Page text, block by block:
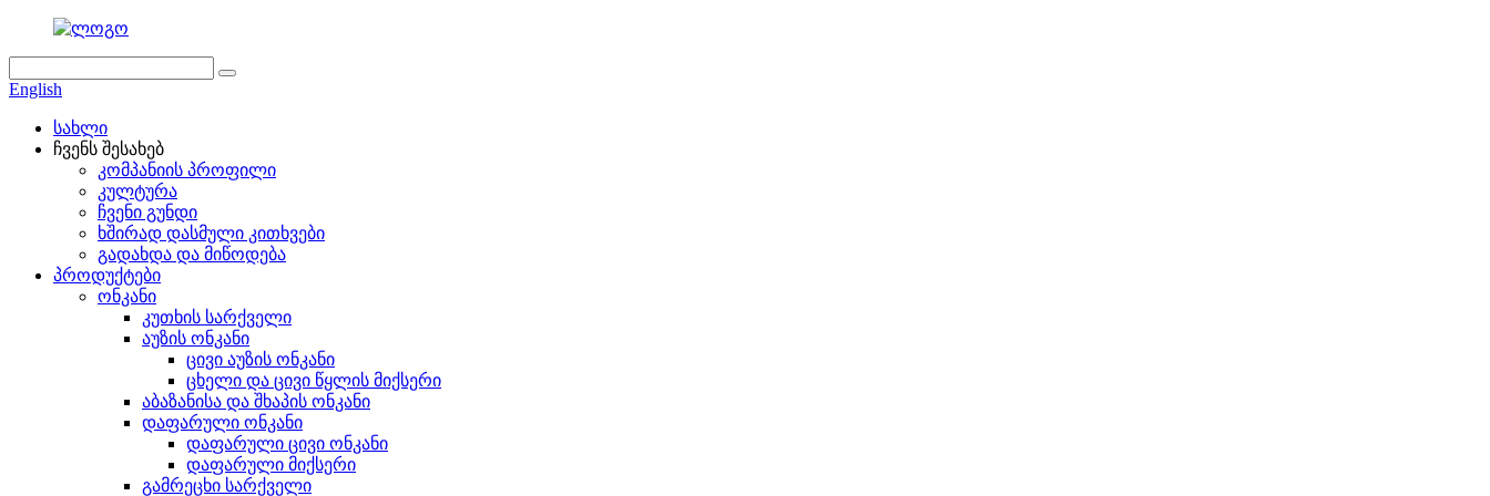
English
სახლი
ჩვენს შესახებ
კომპანიის პროფილი
კულტურა
ჩვენი გუნდი
ხშირად დასმული კითხვები
გადახდა და მიწოდება
პროდუქტები
ონკანი
კუთხის სარქველი
აუზის ონკანი
ცივი აუზის ონკანი
ცხელი და ცივი წყლის მიქსერი
აბაზანისა და შხაპის ონკანი
დაფარული ონკანი
დაფარული ცივი ონკანი
დაფარული მიქსერი
გამრეცხი სარქველი